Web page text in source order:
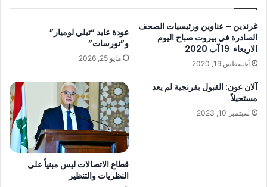
غرندين – عناوين ورئيسيات الصحف
الصادرة في بيروت صباح اليوم
الاربعاء 19 آب 2020
أغسطس 19, 2020
عودة عايد “تيلي لوميار”
و”نورسات”
مايو 25, 2026
آلان عون: القبول بفرنجية لم يعد
مستحيلاً
سبتمبر 10, 2023
قطاع الاتصالات ليس مبنياً على
النظريات والتنظير